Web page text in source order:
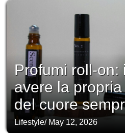
Profumi roll-on:
avere la
del cuore
Lifestyle/ May 12, 2026